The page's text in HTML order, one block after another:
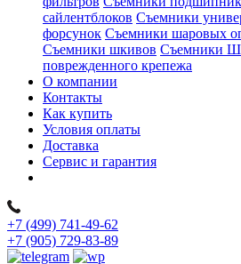
сайлентблоков Съемники
форсунок Съемники шаровых
Съемники шкивов Съемники
поврежденного крепежа
О компании
Контакты
Как купить
Условия оплаты
Доставка
Сервис и гарантия
+7 (499) 741-49-62
+7 (905) 729-83-89